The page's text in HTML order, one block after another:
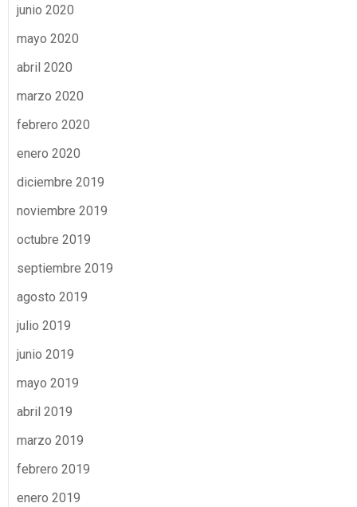
junio 2020
mayo 2020
abril 2020
marzo 2020
febrero 2020
enero 2020
diciembre 2019
noviembre 2019
octubre 2019
septiembre 2019
agosto 2019
julio 2019
junio 2019
mayo 2019
abril 2019
marzo 2019
febrero 2019
enero 2019